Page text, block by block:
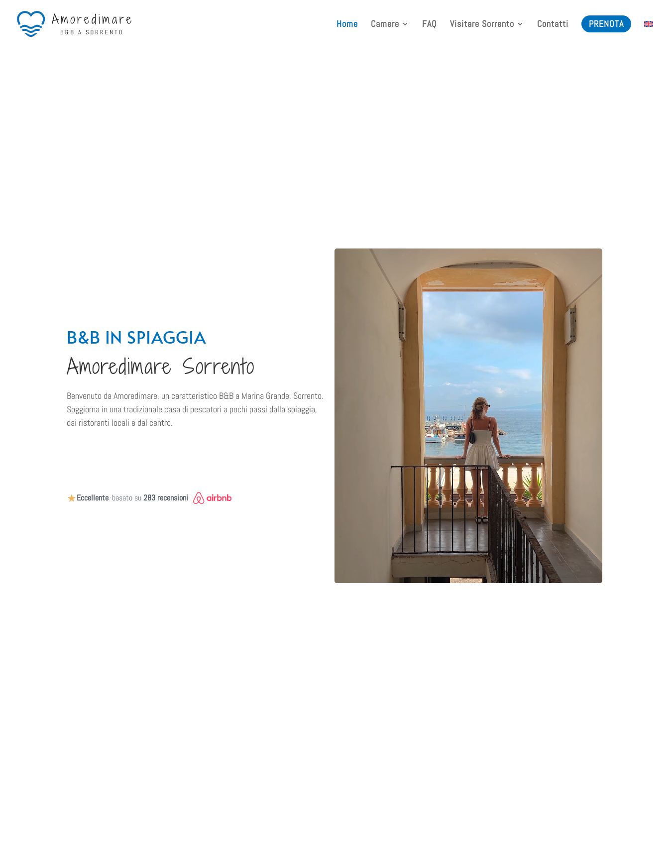
Home Camere FAQ Visitare Sorrento Contatti PRENOTA
B&B IN SPIAGGIA
Amoredimare Sorrento
Benvenuto da Amoredimare, un caratteristico B&B a Marina Grande, Sorrento.
Soggiorna in una tradizionale casa di pescatori a pochi passi dalla spiaggia,
dai ristoranti locali e dal centro.
★Eccellente·basato su283 recensioni